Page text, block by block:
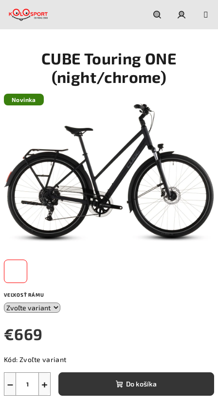
Hľadať
VEĽKOSŤ RÁMU
€669
cena:
Kód: Zvoľte variant
+
− Do košíka
CUBE Touring ONE
(night/chrome)
Novinka